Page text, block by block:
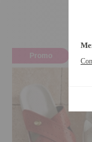
Promo